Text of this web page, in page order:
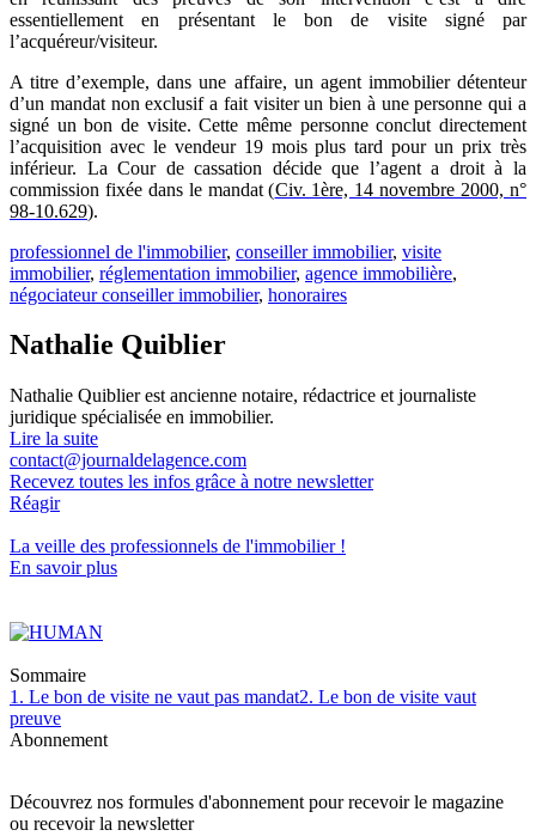
essentiellement en présentant le bon de visite signé par
l’acquéreur/visiteur.
A titre d’exemple, dans une affaire, un agent immobilier détenteur
d’un mandat non exclusif a fait visiter un bien à une personne qui a
signé un bon de visite. Cette même personne conclut directement
l’acquisition avec le vendeur 19 mois plus tard pour un prix très
inférieur. La Cour de cassation décide que l’agent a droit à la
commission fixée dans le mandat (Civ. 1ère, 14 novembre 2000, n°
98-10.629).
professionnel de l'immobilier, conseiller immobilier, visite
immobilier, réglementation immobilier, agence immobilière,
négociateur conseiller immobilier, honoraires
Nathalie Quiblier
Nathalie Quiblier est ancienne notaire, rédactrice et journaliste
juridique spécialisée en immobilier.
Lire la suite
contact@journaldelagence.com
Recevez toutes les infos grâce à notre newsletter
Réagir
La veille des professionnels de l'immobilier!
En savoir plus
Sommaire
1. Le bon de visite ne vaut pas mandat2. Le bon de visite vaut
preuve
Abonnement
Découvrez nos formules d'abonnement pour recevoir le magazine
ou recevoir la newsletter